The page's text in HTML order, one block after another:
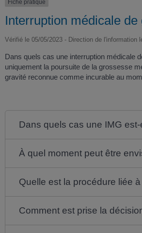
Fiche pratique
Interruption médicale
Vérifié le 05/05/2023 - Direction de l'information
Dans quels cas une interruption médicale
uniquement la poursuite de la grossesse
gravité reconnue comme incurable au
Dans quels cas une IMG
À quel moment peut être
Quelle est la procédure liée
Comment est prise la